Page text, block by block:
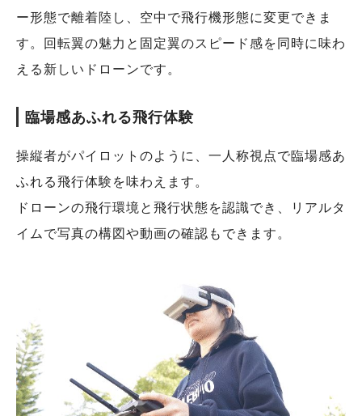
ー形態で離着陸し、空中で飛行機形態に変更できま
す。回転翼の魅力と固定翼のスピード感を同時に味わ
える新しいドローンです。
臨場感あふれる飛行体験
操縦者がパイロットのように、一人称視点で臨場感あ
ふれる飛行体験を味わえます。
ドローンの飛行環境と飛行状態を認識でき、リアルタ
イムで写真の構図や動画の確認もできます。